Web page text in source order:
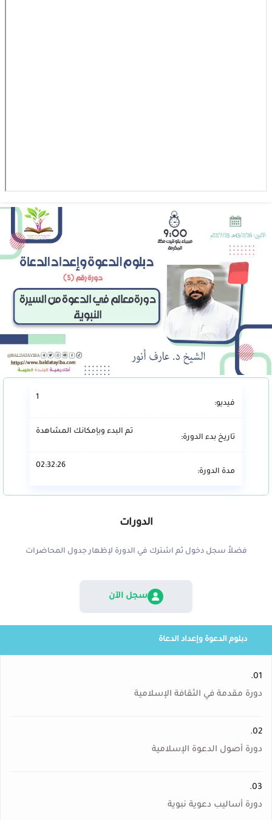
فيديو:
1
تاريخ بدء الدورة:
تم البدء وبإمكانك المشاهدة
مدة الدورة:
02:32:26
الدورات
فضلاً سجل دخول ثم اشترك في الدورة لإظهار جدول المحاضرات
سجل الآن
دبلوم الدعوة وإعداد الدعاة
01.
دورة مقدمة في الثقافة الإسلامية
02.
دورة أصول الدعوة الإسلامية
03.
دورة أساليب دعوية نبوية